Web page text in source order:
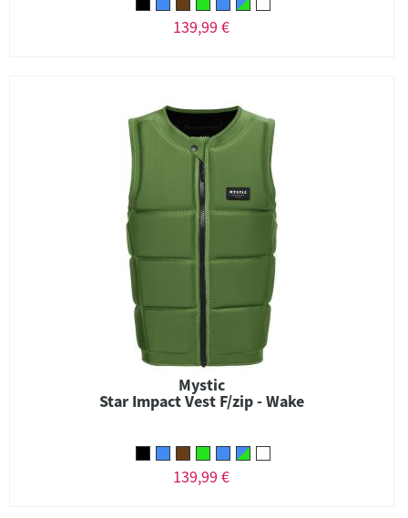
139,99 €
Mystic
Star Impact Vest F/zip - Wake
139,99 €